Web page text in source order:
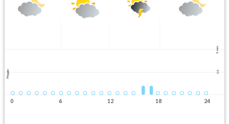
5 mm
2.5
Pioggia
0 6 12 18 24